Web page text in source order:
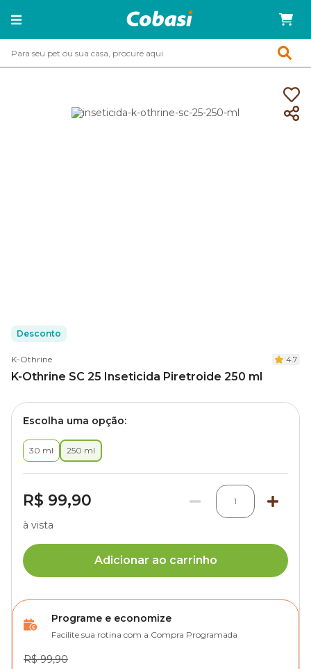
Desconto
K-Othrine 4.7
K-Othrine SC 25 Inseticida Piretroide 250 ml
Escolha uma opção:
30 ml 250 ml
R$ 99,90 1
à vista
Adicionar ao carrinho
Programe e economize
Facilite sua rotina com a Compra Programada
R$ 99,90